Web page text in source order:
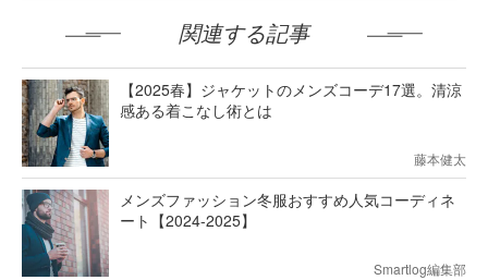
関連する記事
【2025春】ジャケットのメンズコーデ17選。清涼
感ある着こなし術とは
藤本健太
メンズファッション冬服おすすめ人気コーディネ
ート【2024-2025】
Smartlog編集部